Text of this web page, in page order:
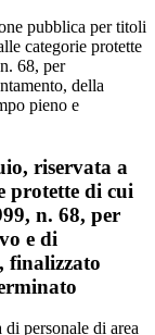
pubblica per titoli
categorie protette
68, per
della
pieno e
riservata a
protette di cui
n. 68, per
e di
finalizzato
personale di area